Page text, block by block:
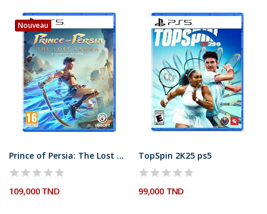
Nouveau
Prince of Persia: The Lost Crown PS5
109,000 TND
TopSpin 2K25 ps5
99,000 TND